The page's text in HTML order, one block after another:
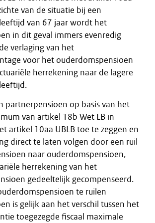
van de situatie bij een
van 67 jaar wordt het
in dit geval immers evenredig
verlaging van het
voor het ouderdomspensioen
herrekening naar de lagere
partnerpensioen op basis van het
van artikel 18b Wet LB in
artikel 10aa UBLB toe te zeggen en
direct te laten volgen door een ruil
naar ouderdomspensioen,
herrekening van het
gedeeltelijk gecompenseerd.
te ruilen
is gelijk aan het verschil tussen het
toegezegde fiscaal maximale